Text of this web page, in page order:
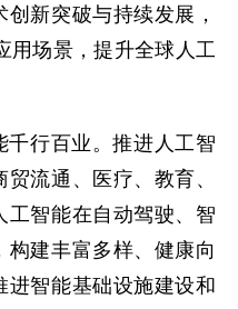
新突破与持续发展，
用场景，提升全球人工
行百业。推进人工智
流通、医疗、教育、
工智能在自动驾驶、智
建丰富多样、健康向
智能基础设施建设和